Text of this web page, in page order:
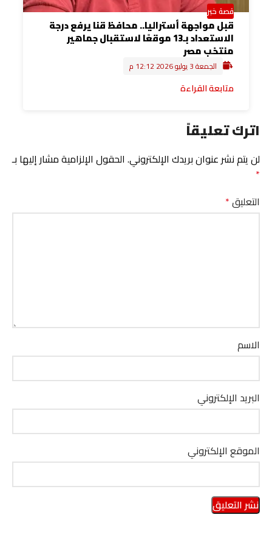
قصة خبر
قبل مواجهة أستراليا.. محافظ قنا يرفع درجة
الاستعداد بـ13 موقعًا لاستقبال جماهير
منتخب مصر
الجمعة 3 يوليو 2026 12:12 م
متابعة القراءة
اترك تعليقاً
لن يتم نشر عنوان بريدك الإلكتروني. الحقول الإلزامية مشار إليها بـ
*
التعليق*
الاسم
البريد الإلكتروني
الموقع الإلكتروني